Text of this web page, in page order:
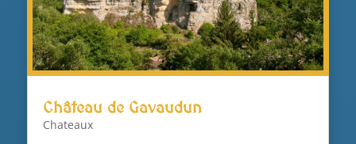
Château de Gavaudun
Chateaux